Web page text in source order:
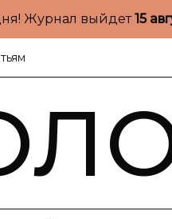
Журнал выйдет15